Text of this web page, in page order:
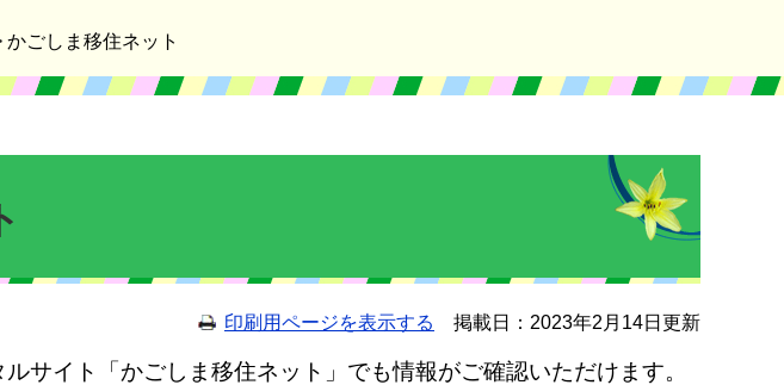
かごしま移住ネット
印刷用ページを表示する 掲載日：2023年2月14日更新
サイト「かごしま移住ネット」でも情報がご確認いただけます。